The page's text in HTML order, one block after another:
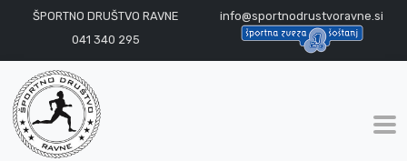
ŠPORTNO DRUŠTVO RAVNE
info@sportnodrustvoravne.si
041 340 295